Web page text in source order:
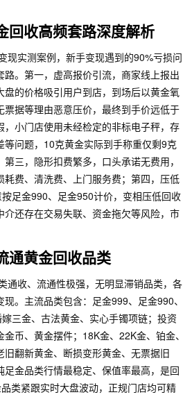
回收高频套路深度解析
现实测案例，新手变现遇到的90%亏损问
。第一，虚高报价引流，商家线上报出
的价格吸引用户到店，到场后以黄金氧
据等理由恶意压价，最终到手价远低于
小门店使用未经检定的非标电子秤，存
等问题，10克黄金实际到手称重仅剩9克
三，隐形扣费繁多，口头承诺无费用，
费、清洗费、上门服务费；第四，压低
足金990、足金950计价，变相压低回收
还存在交易失联、资金拖欠等风险，市
通黄金回收品类
通收、流通性极强，无明显滞销品类，各
。主流品类包含：足金999、足金990、
三金、古法黄金、实心手镯项链；投资
币、黄金摆件；18K金、22K金、铂金、
翻新黄金、断损变形黄金、无票据旧
金品类行情最稳定、保值率最高，是回
类紧跟实时大盘波动，正规门店均可精